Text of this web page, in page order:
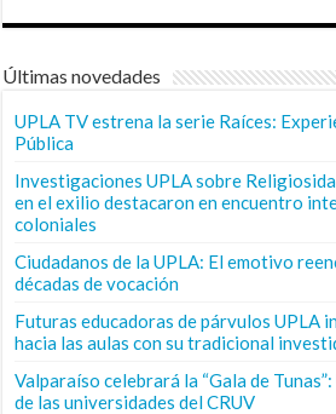
Últimas novedades
UPLA TV estrena la serie Raíces:
Pública
Investigaciones UPLA sobre
en el exilio destacaron en encuentro
coloniales
Ciudadanos de la UPLA: El emotivo
décadas de vocación
Futuras educadoras de párvulos UPLA
hacia las aulas con su tradicional
Valparaíso celebrará la “Gala de
de las universidades del CRUV